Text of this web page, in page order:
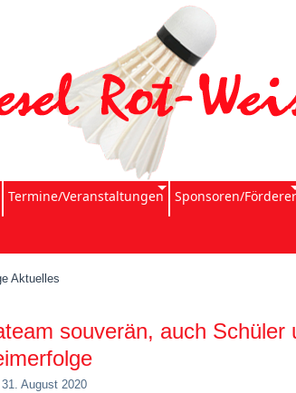
Termine/Veranstaltungen Sponsoren/Förderer
Aktuelles
souverän, auch Schüler
August 2020